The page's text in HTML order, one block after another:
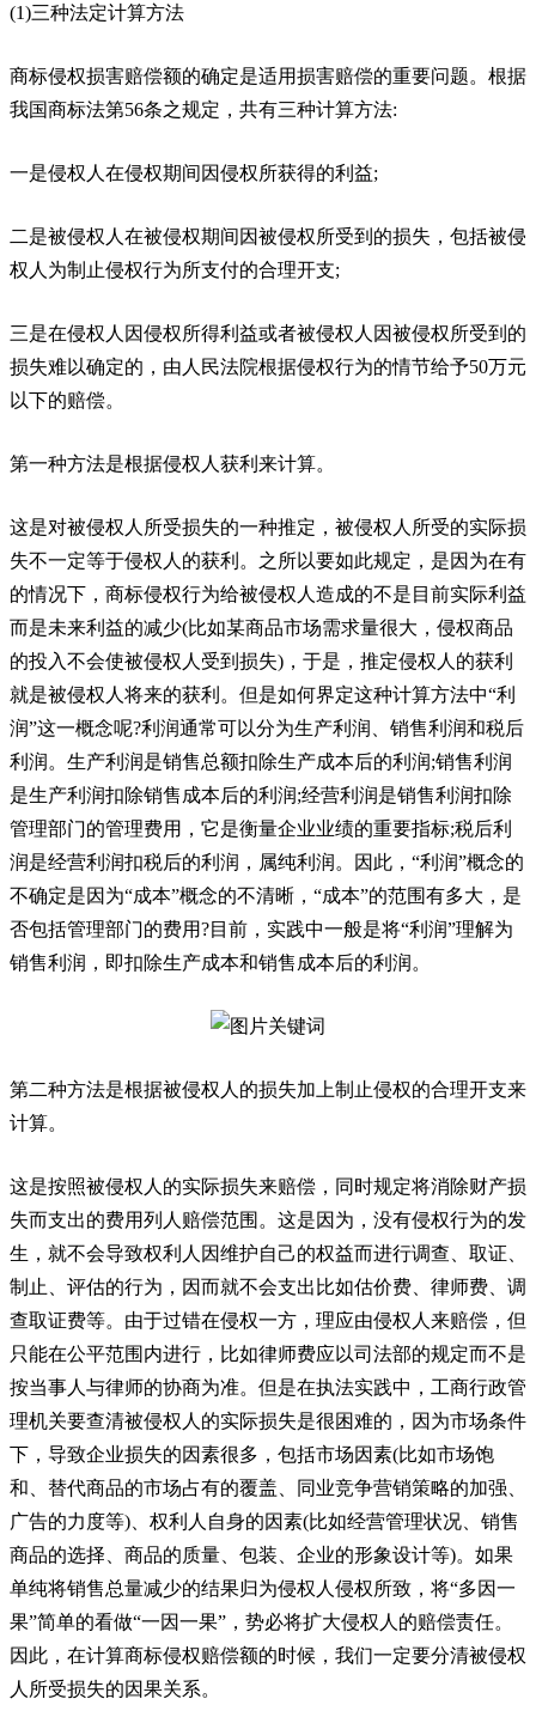
(1)三种法定计算方法
商标侵权损害赔偿额的确定是适用损害赔偿的重要问题。根据
我国商标法第56条之规定，共有三种计算方法:
一是侵权人在侵权期间因侵权所获得的利益;
二是被侵权人在被侵权期间因被侵权所受到的损失，包括被侵
权人为制止侵权行为所支付的合理开支;
三是在侵权人因侵权所得利益或者被侵权人因被侵权所受到的
损失难以确定的，由人民法院根据侵权行为的情节给予50万元
以下的赔偿。
第一种方法是根据侵权人获利来计算。
这是对被侵权人所受损失的一种推定，被侵权人所受的实际损
失不一定等于侵权人的获利。之所以要如此规定，是因为在有
的情况下，商标侵权行为给被侵权人造成的不是目前实际利益
而是未来利益的减少(比如某商品市场需求量很大，侵权商品
的投入不会使被侵权人受到损失)，于是，推定侵权人的获利
就是被侵权人将来的获利。但是如何界定这种计算方法中“利
润”这一概念呢?利润通常可以分为生产利润、销售利润和税后
利润。生产利润是销售总额扣除生产成本后的利润;销售利润
是生产利润扣除销售成本后的利润;经营利润是销售利润扣除
管理部门的管理费用，它是衡量企业业绩的重要指标;税后利
润是经营利润扣税后的利润，属纯利润。因此，“利润”概念的
不确定是因为“成本”概念的不清晰，“成本”的范围有多大，是
否包括管理部门的费用?目前，实践中一般是将“利润”理解为
销售利润，即扣除生产成本和销售成本后的利润。
第二种方法是根据被侵权人的损失加上制止侵权的合理开支来
计算。
这是按照被侵权人的实际损失来赔偿，同时规定将消除财产损
失而支出的费用列人赔偿范围。这是因为，没有侵权行为的发
生，就不会导致权利人因维护自己的权益而进行调查、取证、
制止、评估的行为，因而就不会支出比如估价费、律师费、调
查取证费等。由于过错在侵权一方，理应由侵权人来赔偿，但
只能在公平范围内进行，比如律师费应以司法部的规定而不是
按当事人与律师的协商为准。但是在执法实践中，工商行政管
理机关要查清被侵权人的实际损失是很困难的，因为市场条件
下，导致企业损失的因素很多，包括市场因素(比如市场饱
和、替代商品的市场占有的覆盖、同业竞争营销策略的加强、
广告的力度等)、权利人自身的因素(比如经营管理状况、销售
商品的选择、商品的质量、包装、企业的形象设计等)。如果
单纯将销售总量减少的结果归为侵权人侵权所致，将“多因一
果”简单的看做“一因一果”，势必将扩大侵权人的赔偿责任。
因此，在计算商标侵权赔偿额的时候，我们一定要分清被侵权
人所受损失的因果关系。